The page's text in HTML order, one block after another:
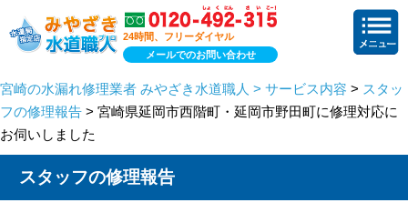
24時間、フリーダイヤル
メールでのお問い合わせ
宮崎の水漏れ修理業者 みやざき水道職人 > サービス内容 > スタッ
フの修理報告 > 宮崎県延岡市西階町・延岡市野田町に修理対応に
お伺いしました
スタッフの修理報告